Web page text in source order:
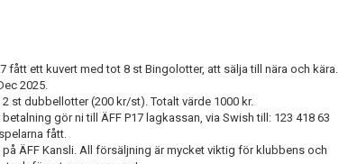
fått ett kuvert med tot 8 st Bingolotter, att sälja till nära och kära.
2025.
st dubbellotter (200 kr/st). Totalt värde 1000 kr.
gör ni till ÄFF P17 lagkassan, via Swish till: 123 418 63
fått.
ÄFF Kansli. All försäljning är mycket viktig för klubbens och